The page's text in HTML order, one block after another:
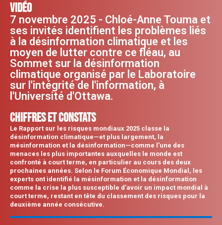
VIDÉO
7 novembre 2025 - Chloé-Anne Touma et
ses invités identifient les problèmes liés
à la désinformation climatique et les
moyen de lutter contre ce fléau, au
Sommet sur la désinformation
climatique organisé par le Laboratoire
sur l'intégrité de l'information, à
l'Université d'Ottawa.
chiffres et constats
Le Rapport sur les risques mondiaux 2025 classe la
désinformation climatique—et plus largement, la
mésinformation et la désinformation—comme l’une des
menaces les plus importantes auxquelles le monde est
confronté à court terme, en particulier au cours des deux
prochaines années. Selon le Forum Économique Mondial, les
experts ont identifié la mésinformation et la désinformation
comme la crise la plus susceptible d’avoir un impact mondial à
court terme, restant en tête du classement des risques pour la
deuxième année consécutive.